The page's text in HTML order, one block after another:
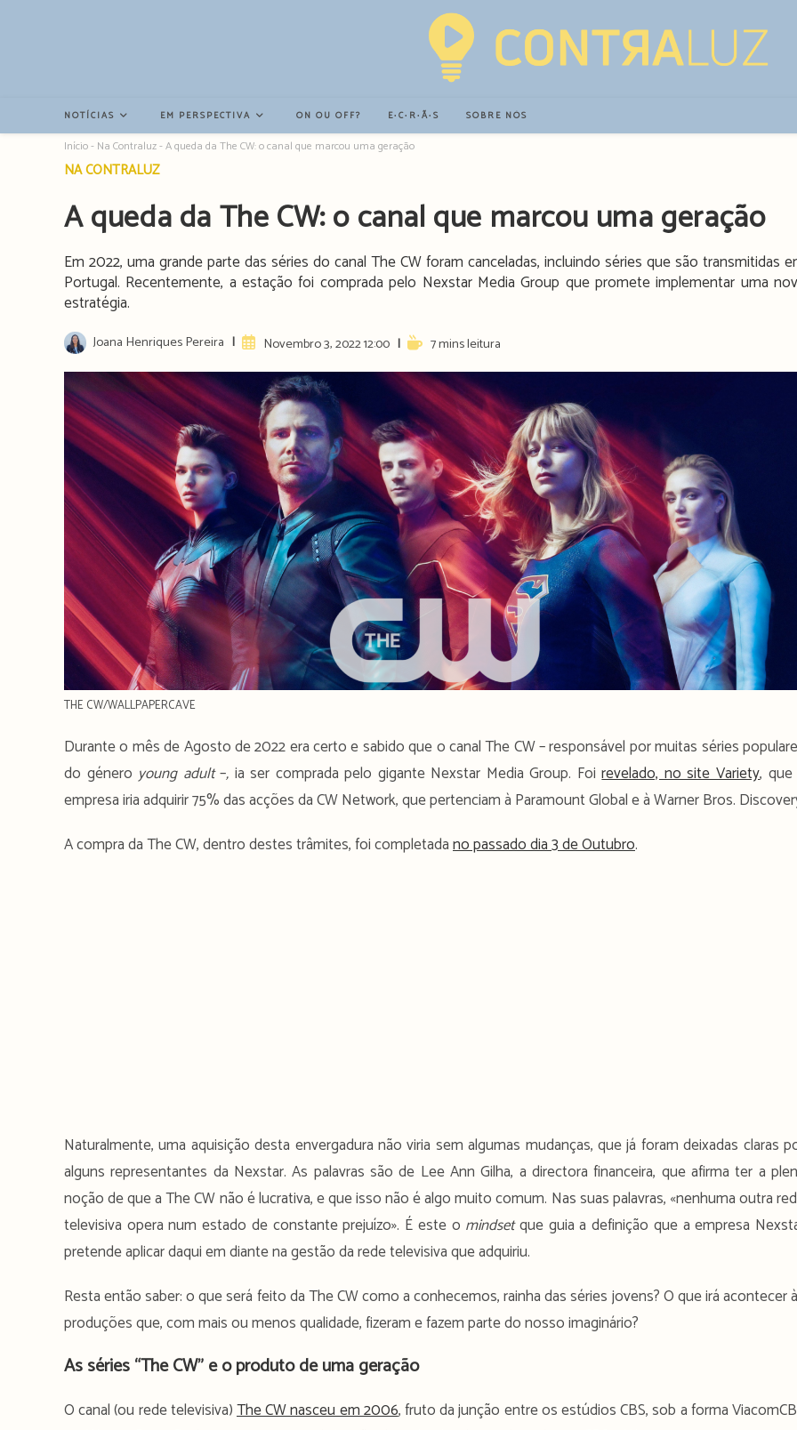
NOTÍCIAS EM PERSPECTIVA ON OU OFF? E∙C∙R∙Ã∙S SOBRE NÓS
Início- Na Contraluz-A queda da The CW: o canal que marcou uma geração
Post
NA CONTRALUZ
A queda da The CW: o canal que marcou uma geração
Em 2022, uma grande parte das séries do canal The CW foram canceladas, incluindo séries que são transmitidas
Portugal. Recentemente, a estação foi comprada pelo Nexstar Media Group que promete implementar uma
estratégia.
Post
author:
Joana Henriques Pereira
ArtigoNovembro 3, 2022 12:00
Reading7 mins leitura
THE CW/WALLPAPERCAVE
Durante o mês de Agosto de 2022 era certo e sabido que o canal The CW – responsável por muitas séries
do géneroyoung adult–, ia ser comprada pelo gigante Nexstar Media Group. Foirevelado, no site Variety, que
empresa iria adquirir 75% das acções da CW Network, que pertenciam à Paramount Global e à Warner Bros.
A compra da The CW, dentro destes trâmites, foi completadano passado dia 3 de Outubro.
Naturalmente, uma aquisição desta envergadura não viria sem algumas mudanças, que já foram deixadas claras
alguns representantes da Nexstar. As palavras são de Lee Ann Gilha, a directora financeira, que afirma ter a
noção de que a The CW não é lucrativa, e que isso não é algo muito comum. Nas suas palavras, «nenhuma outra
televisiva opera num estado de constante prejuízo». É este o mindsetque guia a definição que a empresa
pretende aplicar daqui em diante na gestão da rede televisiva que adquiriu.
Resta então saber: o que será feito da The CW como a conhecemos, rainha das séries jovens? O que irá acontecer
produções que, com mais ou menos qualidade, fizeram e fazem parte do nosso imaginário?
As séries “The CW” e o produto de uma geração
O canal (ou rede televisiva)The CW nasceu em 2006, fruto da junção entre os estúdios CBS, sob a forma